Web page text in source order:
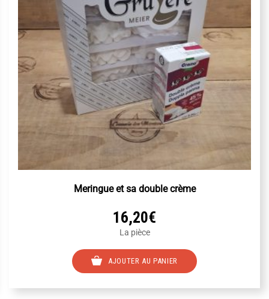
Meringue et sa double crème
16,20€
La pièce
AJOUTER AU PANIER